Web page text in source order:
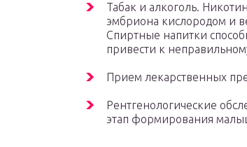
Табак и алкоголь.
эмбриона кислородом и
Спиртные напитки
привести к
Прием лекарственных
Рентгенологические
этап формирования